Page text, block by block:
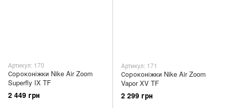
Артикул: 170
Сороконіжки Nike Air Zoom
Superfly IX TF
2 449 грн
Артикул: 171
Сороконіжки Nike Air Zoom
Vapor XV TF
2 299 грн